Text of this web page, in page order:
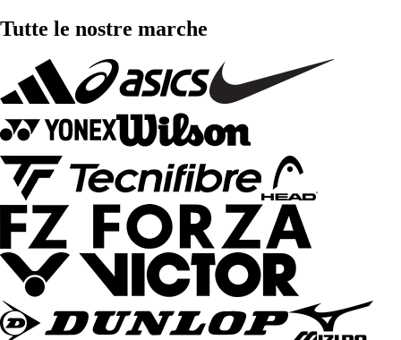
Tutte le nostre marche